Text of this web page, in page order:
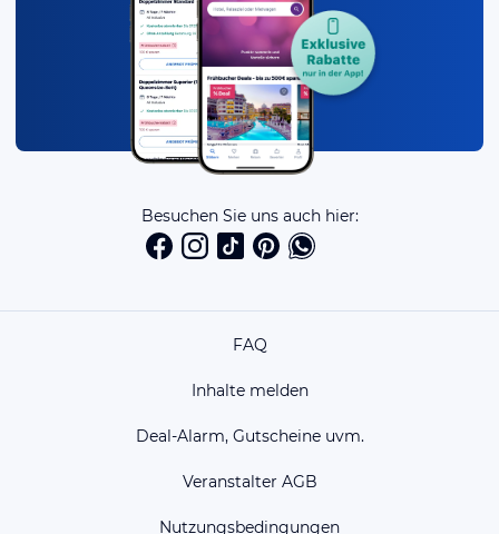
Besuchen Sie uns auch hier:
FAQ
Inhalte melden
Deal-Alarm, Gutscheine uvm.
Veranstalter AGB
Nutzungsbedingungen